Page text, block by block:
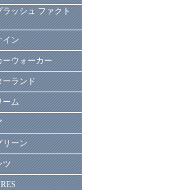
ラッシュ ファクト
イン
ーウォーカー
ーランド
ーム
リーン
ツ